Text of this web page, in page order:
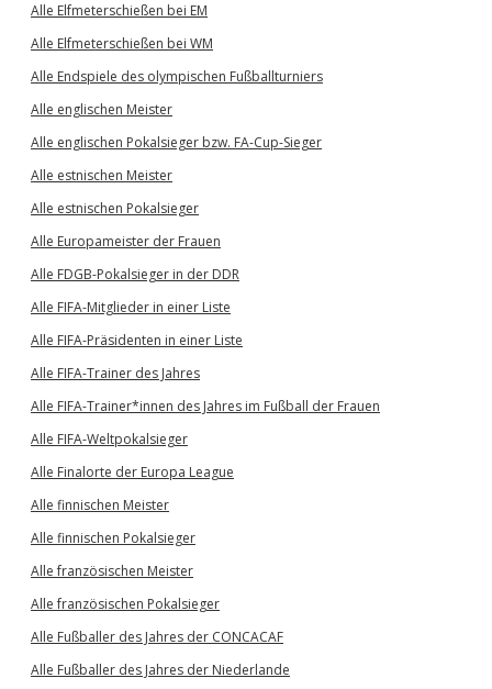
Alle Elfmeterschießen bei EM
Alle Elfmeterschießen bei WM
Alle Endspiele des olympischen Fußballturniers
Alle englischen Meister
Alle englischen Pokalsieger bzw. FA-Cup-Sieger
Alle estnischen Meister
Alle estnischen Pokalsieger
Alle Europameister der Frauen
Alle FDGB-Pokalsieger in der DDR
Alle FIFA-Mitglieder in einer Liste
Alle FIFA-Präsidenten in einer Liste
Alle FIFA-Trainer des Jahres
Alle FIFA-Trainer*innen des Jahres im Fußball der Frauen
Alle FIFA-Weltpokalsieger
Alle Finalorte der Europa League
Alle finnischen Meister
Alle finnischen Pokalsieger
Alle französischen Meister
Alle französischen Pokalsieger
Alle Fußballer des Jahres der CONCACAF
Alle Fußballer des Jahres der Niederlande